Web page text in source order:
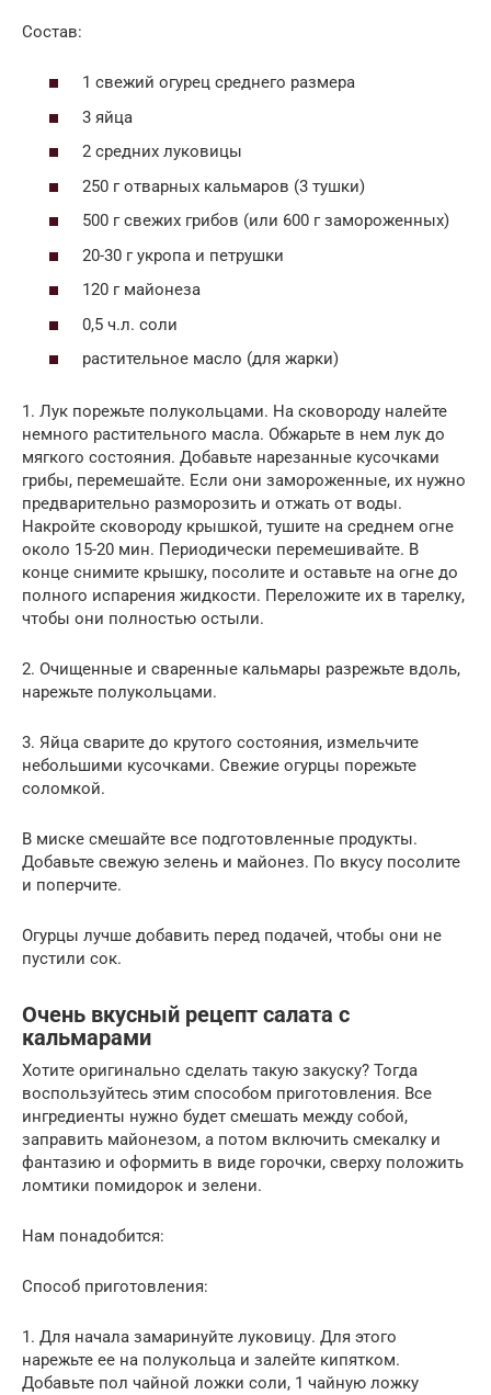
Состав:
1 свежий огурец среднего размера
3 яйца
2 средних луковицы
250 г отварных кальмаров (3 тушки)
500 г свежих грибов (или 600 г замороженных)
20-30 г укропа и петрушки
120 г майонеза
0,5 ч.л. соли
растительное масло (для жарки)
1. Лук порежьте полукольцами. На сковороду налейте
немного растительного масла. Обжарьте в нем лук до
мягкого состояния. Добавьте нарезанные кусочками
грибы, перемешайте. Если они замороженные, их нужно
предварительно разморозить и отжать от воды.
Накройте сковороду крышкой, тушите на среднем огне
около 15-20 мин. Периодически перемешивайте. В
конце снимите крышку, посолите и оставьте на огне до
полного испарения жидкости. Переложите их в тарелку,
чтобы они полностью остыли.
2. Очищенные и сваренные кальмары разрежьте вдоль,
нарежьте полукольцами.
3. Яйца сварите до крутого состояния, измельчите
небольшими кусочками. Свежие огурцы порежьте
соломкой.
В миске смешайте все подготовленные продукты.
Добавьте свежую зелень и майонез. По вкусу посолите
и поперчите.
Огурцы лучше добавить перед подачей, чтобы они не
пустили сок.
Очень вкусный рецепт салата с
кальмарами
Хотите оригинально сделать такую закуску? Тогда
воспользуйтесь этим способом приготовления. Все
ингредиенты нужно будет смешать между собой,
заправить майонезом, а потом включить смекалку и
фантазию и оформить в виде горочки, сверху положить
ломтики помидорок и зелени.
Нам понадобится:
Способ приготовления:
1. Для начала замаринуйте луковицу. Для этого
нарежьте ее на полукольца и залейте кипятком.
Добавьте пол чайной ложки соли, 1 чайную ложку